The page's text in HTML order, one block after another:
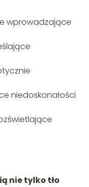
wprowadzające
niedoskonałości
nie tylko tło